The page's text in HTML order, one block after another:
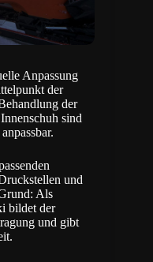
Anpassung
der
der
sind
und
Als
bildet der
und gibt